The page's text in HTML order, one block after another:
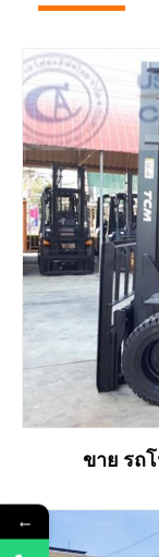
ขาย รถ
←